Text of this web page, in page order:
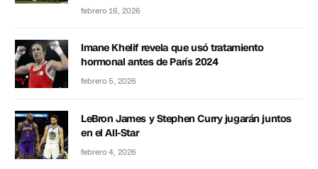
febrero 16, 2026
Imane Khelif revela que usó tratamiento
hormonal antes de París 2024
febrero 5, 2026
LeBron James y Stephen Curry jugarán juntos
en el All-Star
febrero 4, 2026